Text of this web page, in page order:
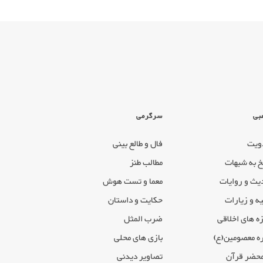
به شبهات
و روایات
و زیارات
های اخلاقی
معصومین(ع)
قرآن
سرگرمی
فال و طالع بینی
مطالب طنز
معما و تست هوش
حکایت و داستان
ضرب المثل
بازی های محلی
تصاویر دیدنی